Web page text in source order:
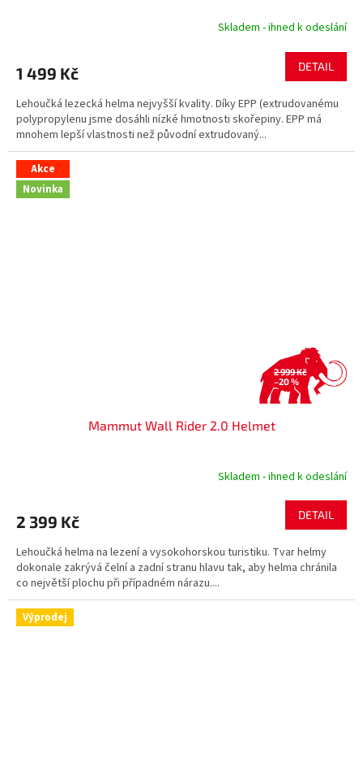
Skladem - ihned k odeslání
1 499 Kč DETAIL
Lehoučká lezecká helma nejvyšší kvality. Díky EPP (extrudovanému
polypropylenu jsme dosáhli nízké hmotnosti skořepiny. EPP má
mnohem lepší vlastnosti než původní extrudovaný...
Akce
Novinka
2 999 Kč
–20 %
Mammut Wall Rider 2.0 Helmet
Skladem - ihned k odeslání
2 399 Kč DETAIL
Lehoučká helma na lezení a vysokohorskou turistiku. Tvar helmy
dokonale zakrývá čelní a zadní stranu hlavu tak, aby helma chránila
co největší plochu při případném nárazu....
Výprodej